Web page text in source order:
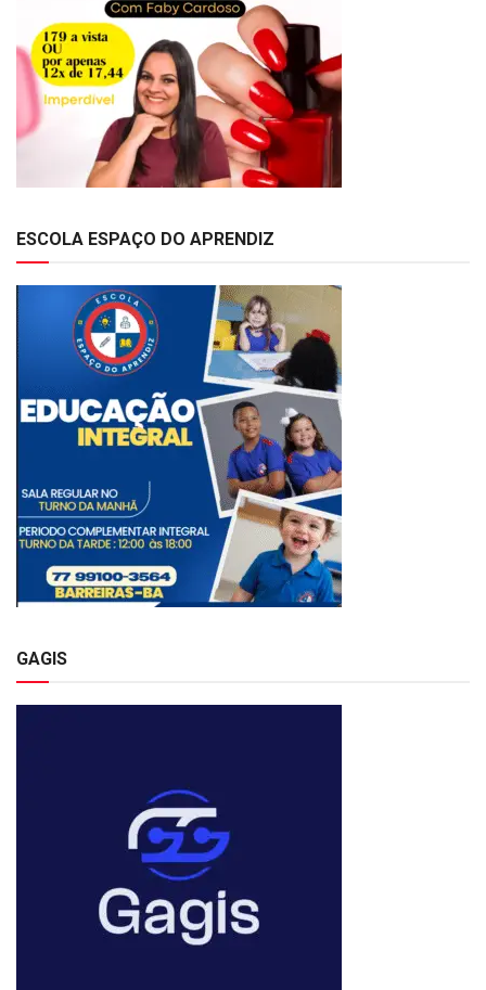
ESCOLA ESPAÇO DO APRENDIZ
GAGIS